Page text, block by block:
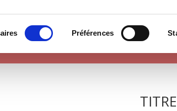
Préférences